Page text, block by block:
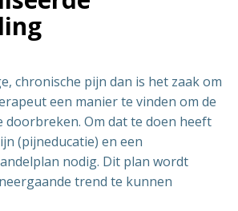
chronische pijn dan is het zaak om
een manier te vinden om de
doorbreken. Om dat te doen heeft
(pijneducatie) en een
nodig. Dit plan wordt
trend te kunnen